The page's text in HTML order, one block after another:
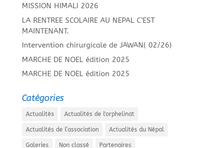
MISSION HIMALI 2026
LA RENTREE SCOLAIRE AU NEPAL C’EST
MAINTENANT.
Intervention chirurgicale de JAWAN( 02/26)
MARCHE DE NOEL édition 2025
MARCHE DE NOEL édition 2025
Catégories
Actualités Actualités de l'orphelinat
Actualités de l’association Actualités du Népal
Galeries Non classé Partenaires